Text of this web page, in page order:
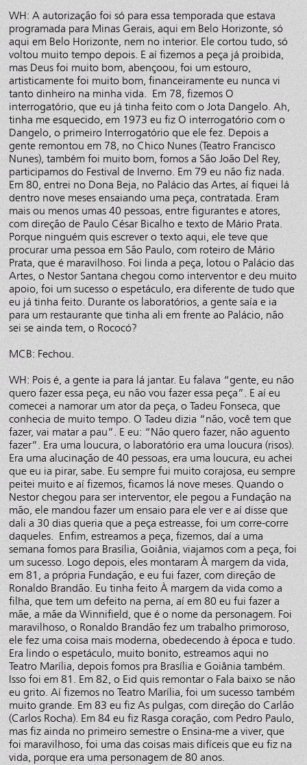
WH: A autorização foi só para essa temporada que estava
programada para Minas Gerais, aqui em Belo Horizonte, só
aqui em Belo Horizonte, nem no interior. Ele cortou tudo, só
voltou muito tempo depois. E aí fizemos a peça já proibida,
mas Deus foi muito bom, abençoou, foi um estouro,
artisticamente foi muito bom, financeiramente eu nunca vi
tanto dinheiro na minha vida. Em 78, fizemos O
interrogatório, que eu já tinha feito com o Jota Dangelo. Ah,
tinha me esquecido, em 1973 eu fiz O interrogatório com o
Dangelo, o primeiro Interrogatório que ele fez. Depois a
gente remontou em 78, no Chico Nunes (Teatro Francisco
Nunes), também foi muito bom, fomos a São João Del Rey,
participamos do Festival de Inverno. Em 79 eu não fiz nada.
Em 80, entrei no Dona Beja, no Palácio das Artes, aí fiquei lá
dentro nove meses ensaiando uma peça, contratada. Eram
mais ou menos umas 40 pessoas, entre figurantes e atores,
com direção de Paulo César Bicalho e texto de Mário Prata.
Porque ninguém quis escrever o texto aqui, ele teve que
procurar uma pessoa em São Paulo, com roteiro de Mário
Prata, que é maravilhoso. Foi linda a peça, lotou o Palácio das
Artes, o Nestor Santana chegou como interventor e deu muito
apoio, foi um sucesso o espetáculo, era diferente de tudo que
eu já tinha feito. Durante os laboratórios, a gente saía e ia
para um restaurante que tinha ali em frente ao Palácio, não
sei se ainda tem, o Rococó?
MCB: Fechou.
WH: Pois é, a gente ia para lá jantar. Eu falava “gente, eu não
quero fazer essa peça, eu não vou fazer essa peça”. E aí eu
comecei a namorar um ator da peça, o Tadeu Fonseca, que
conhecia de muito tempo. O Tadeu dizia “não, você tem que
fazer, vai matar a pau”. E eu: “Não quero fazer, não aguento
fazer”. Era uma loucura, o laboratório era uma loucura (risos).
Era uma alucinação de 40 pessoas, era uma loucura, eu achei
que eu ia pirar, sabe. Eu sempre fui muito corajosa, eu sempre
peitei muito e aí fizemos, ficamos lá nove meses. Quando o
Nestor chegou para ser interventor, ele pegou a Fundação na
mão, ele mandou fazer um ensaio para ele ver e aí disse que
dali a 30 dias queria que a peça estreasse, foi um corre-corre
daqueles. Enfim, estreamos a peça, fizemos, daí a uma
semana fomos para Brasília, Goiânia, viajamos com a peça, foi
um sucesso. Logo depois, eles montaram À margem da vida,
em 81, a própria Fundação, e eu fui fazer, com direção de
Ronaldo Brandão. Eu tinha feito À margem da vida como a
filha, que tem um defeito na perna, aí em 80 eu fui fazer a
mãe, a mãe da Winnifield, que é o nome da personagem. Foi
maravilhoso, o Ronaldo Brandão fez um trabalho primoroso,
ele fez uma coisa mais moderna, obedecendo à época e tudo.
Era lindo o espetáculo, muito bonito, estreamos aqui no
Teatro Marília, depois fomos pra Brasília e Goiânia também.
Isso foi em 81. Em 82, o Eid quis remontar o Fala baixo se não
eu grito. Aí fizemos no Teatro Marília, foi um sucesso também
muito grande. Em 83 eu fiz As pulgas, com direção do Carlão
(Carlos Rocha). Em 84 eu fiz Rasga coração, com Pedro Paulo,
mas fiz ainda no primeiro semestre o Ensina-me a viver, que
foi maravilhoso, foi uma das coisas mais difíceis que eu fiz na
vida, porque era uma personagem de 80 anos.